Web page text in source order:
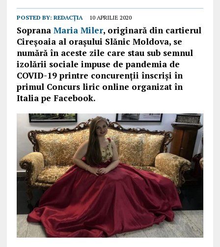
POSTED BY: REDACȚIA 10 APRILIE 2020
Soprana Maria Miler, originară din cartierul
Cireșoaia al orașului Slănic Moldova, se
numără în aceste zile care stau sub semnul
izolării sociale impuse de pandemia de
COVID-19 printre concurenții înscriși în
primul Concurs liric online organizat în
Italia pe Facebook.